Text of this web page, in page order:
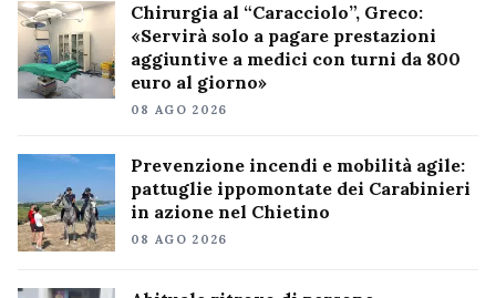
Chirurgia al “Caracciolo”, Greco:
«Servirà solo a pagare prestazioni
aggiuntive a medici con turni da 800
euro al giorno»
08 AGO 2026
Prevenzione incendi e mobilità agile:
pattuglie ippomontate dei Carabinieri
in azione nel Chietino
08 AGO 2026